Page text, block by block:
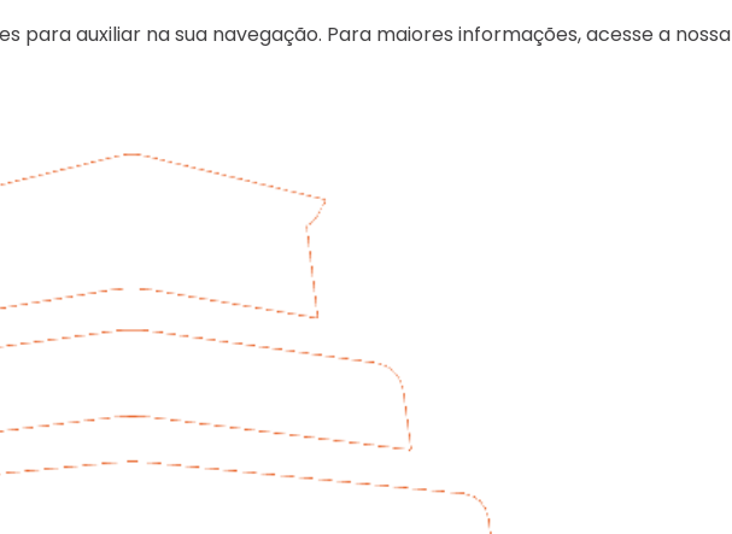
para auxiliar na sua navegação. Para maiores informações, acesse a nossa